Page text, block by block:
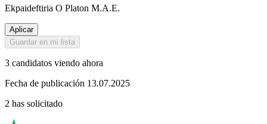
Ekpaideftiria O Platon M.A.E.
Aplicar
Guardar en mi lista
3 candidatos viendo ahora
Fecha de publicación 13.07.2025
2 has solicitado